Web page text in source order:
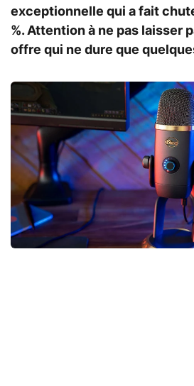
exceptionnelle qui a fait
%. Attention à ne pas laisser
offre qui ne dure que